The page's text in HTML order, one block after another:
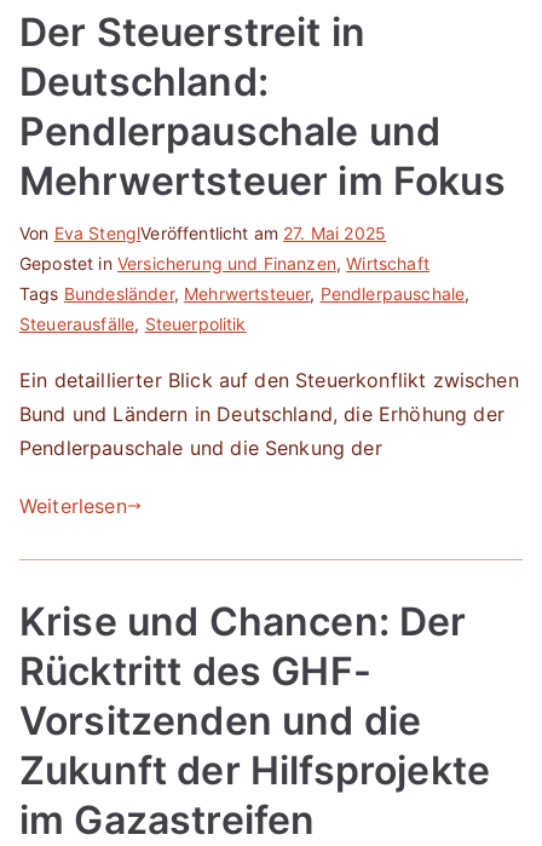
Der Steuerstreit in
Deutschland:
Pendlerpauschale und
Mehrwertsteuer im Fokus
Von Eva StenglVeröffentlicht am 27. Mai 2025
Gepostet in Versicherung und Finanzen,Wirtschaft
Tags Bundesländer, Mehrwertsteuer, Pendlerpauschale,
Steuerausfälle, Steuerpolitik
Ein detaillierter Blick auf den Steuerkonflikt zwischen
Bund und Ländern in Deutschland, die Erhöhung der
Pendlerpauschale und die Senkung der
Weiterlesen
Krise und Chancen: Der
Rücktritt des GHF-
Vorsitzenden und die
Zukunft der Hilfsprojekte
im Gazastreifen